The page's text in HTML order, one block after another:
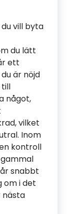
vill byta
du lätt
ett
är nöjd
något,
vilket
Inom
kontroll
snabbt
om i det